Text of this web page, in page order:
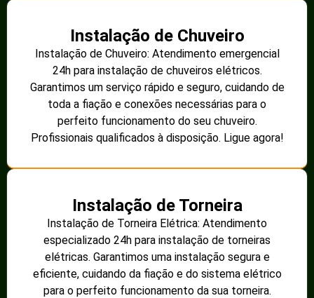
Instalação de Chuveiro
Instalação de Chuveiro: Atendimento emergencial
24h para instalação de chuveiros elétricos.
Garantimos um serviço rápido e seguro, cuidando de
toda a fiação e conexões necessárias para o
perfeito funcionamento do seu chuveiro.
Profissionais qualificados à disposição. Ligue agora!
Instalação de Torneira
Instalação de Torneira Elétrica: Atendimento
especializado 24h para instalação de torneiras
elétricas. Garantimos uma instalação segura e
eficiente, cuidando da fiação e do sistema elétrico
para o perfeito funcionamento da sua torneira.